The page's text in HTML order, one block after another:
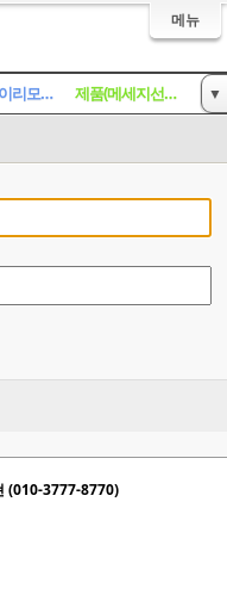
메뉴
제품(마이리모콘) 제품(메세지선풍기) ▼
(010-3777-8770)